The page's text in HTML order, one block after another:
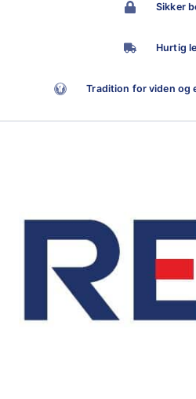
Sikker
Hurtig
Tradition for viden og